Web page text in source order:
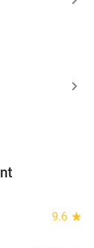
9.6 star